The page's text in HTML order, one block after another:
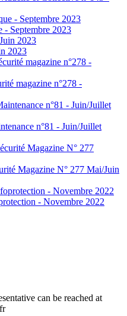
- Septembre 2023
2023
magazine n°278 -
n°81 - Juin/Juillet
Magazine N° 277 Mai/Juin
- Novembre 2022
can be reached at